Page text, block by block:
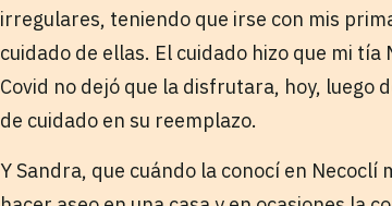
irregulares, teniendo que irse con mis
cuidado de ellas. El cuidado hizo que mi
Covid no dejó que la disfrutara, hoy, luego
de cuidado en su reemplazo.
Y Sandra, que cuándo la conocí en